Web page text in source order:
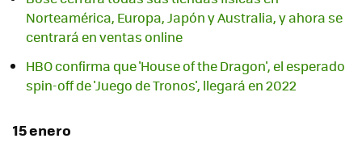
Norteamérica, Europa, Japón y Australia, y ahora se
centrará en ventas online
HBO confirma que 'House of the Dragon', el esperado
spin-off de 'Juego de Tronos', llegará en 2022
15 enero